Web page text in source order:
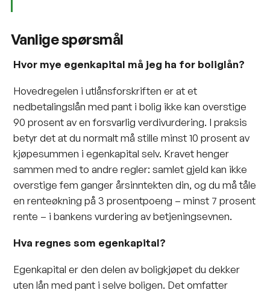
Vanlige spørsmål
Hvor mye egenkapital må jeg ha for boliglån?
Hovedregelen i utlånsforskriften er at et
nedbetalingslån med pant i bolig ikke kan overstige
90 prosent av en forsvarlig verdivurdering. I praksis
betyr det at du normalt må stille minst 10 prosent av
kjøpesummen i egenkapital selv. Kravet henger
sammen med to andre regler: samlet gjeld kan ikke
overstige fem ganger årsinntekten din, og du må tåle
en renteøkning på 3 prosentpoeng – minst 7 prosent
rente – i bankens vurdering av betjeningsevnen.
Hva regnes som egenkapital?
Egenkapital er den delen av boligkjøpet du dekker
uten lån med pant i selve boligen. Det omfatter